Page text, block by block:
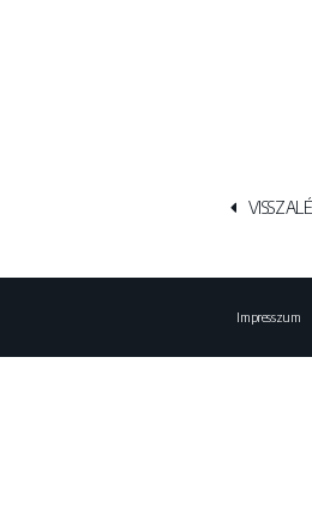
Impresszum